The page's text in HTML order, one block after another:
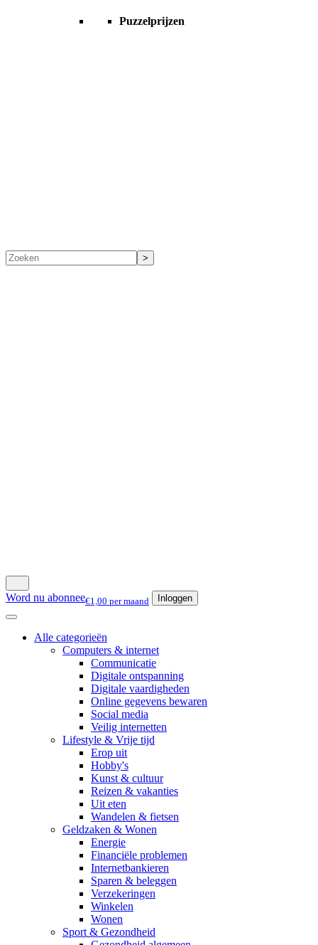
Puzzelprijzen
Zoeken
Word nu abonnee€1,00 per maand Inloggen
Alle categorieën
Computers & internet
Communicatie
Digitale ontspanning
Digitale vaardigheden
Online gegevens bewaren
Social media
Veilig internetten
Lifestyle & Vrije tijd
Erop uit
Hobby's
Kunst & cultuur
Reizen & vakanties
Uit eten
Wandelen & fietsen
Geldzaken & Wonen
Energie
Financiële problemen
Internetbankieren
Sparen & beleggen
Verzekeringen
Winkelen
Wonen
Sport & Gezondheid